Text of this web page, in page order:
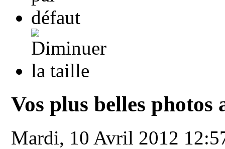
Vos plus belles photos
Mardi, 10 Avril 2012